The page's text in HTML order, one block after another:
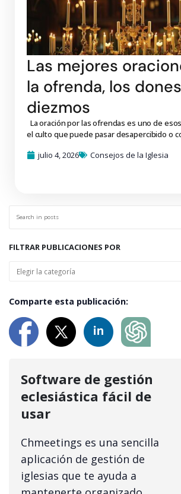
Las mejores
la ofrenda, los
diezmos
La oración por las ofrendas es uno de
el culto que puede pasar desapercibido o
julio 4, 2026
Consejos de la Iglesia
FILTRAR PUBLICACIONES POR
Comparte esta publicación:
Software de gestión
eclesiástica fácil de
usar
Chmeetings es una sencilla
aplicación de gestión de
iglesias que te ayuda a